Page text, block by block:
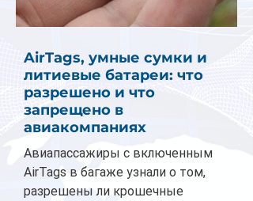
AirTags, умные сумки и
литиевые батареи: что
разрешено и что
запрещено в
авиакомпаниях
Авиапассажиры с включенным
AirTags в багаже узнали о том,
разрешены ли крошечные